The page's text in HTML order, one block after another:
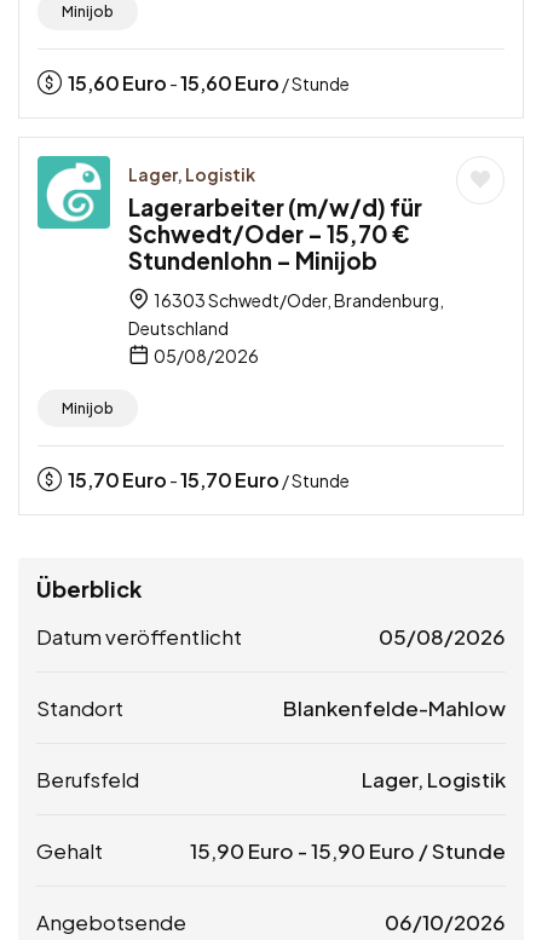
Minijob
15,60Euro -15,60Euro / Stunde
Lager, Logistik
Lagerarbeiter (m/w/d) für
Schwedt/Oder – 15,70 €
Stundenlohn – Minijob
16303 Schwedt/Oder, Brandenburg,
Deutschland
05/08/2026
Minijob
15,70Euro -15,70Euro / Stunde
Überblick
Datum veröffentlicht 05/08/2026
Standort Blankenfelde-Mahlow
Berufsfeld Lager, Logistik
Gehalt 15,90 Euro -15,90 Euro / Stunde
Angebotsende 06/10/2026